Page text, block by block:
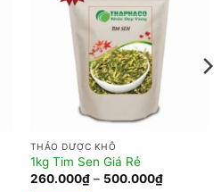
THẢO DƯỢC KHÔ
1kg Tim Sen Giá Rẻ
260.000₫ – 500.000₫Khoảng
giá: